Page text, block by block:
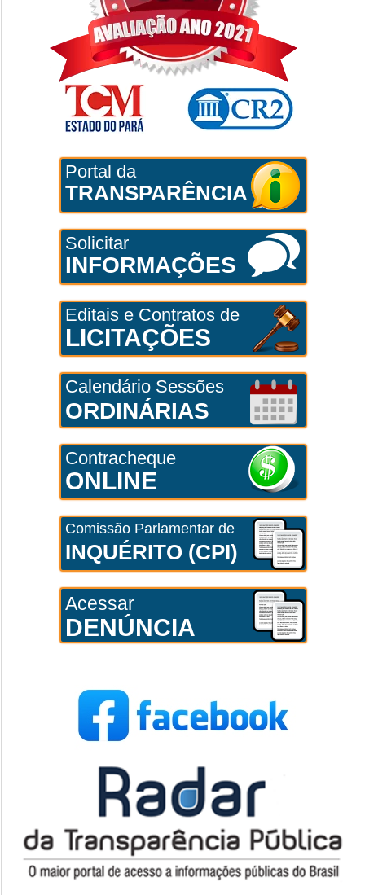
Portal da
TRANSPARÊNCIA
Solicitar
INFORMAÇÕES
Editais e Contratos de
LICITAÇÕES
Calendário Sessões
ORDINÁRIAS
Contracheque
ONLINE
Comissão Parlamentar de
INQUÉRITO (CPI)
Acessar
DENÚNCIA